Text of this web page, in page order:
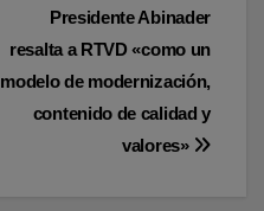
Presidente Abinader
resalta a RTVD «como un
modelo de modernización,
contenido de calidad y
valores»